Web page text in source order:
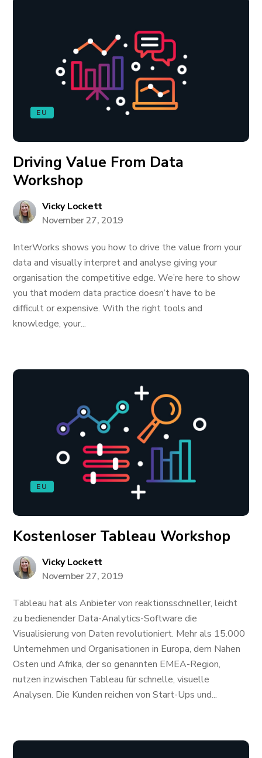
EU
Driving Value From Data
Workshop
Vicky Lockett
November 27, 2019
InterWorks shows you how to drive the value from your
data and visually interpret and analyse giving your
organisation the competitive edge. We’re here to show
you that modern data practice doesn’t have to be
difficult or expensive. With the right tools and
knowledge, your...
EU
Kostenloser Tableau Workshop
Vicky Lockett
November 27, 2019
Tableau hat als Anbieter von reaktionsschneller, leicht
zu bedienender Data-Analytics-Software die
Visualisierung von Daten revolutioniert. Mehr als 15.000
Unternehmen und Organisationen in Europa, dem Nahen
Osten und Afrika, der so genannten EMEA-Region,
nutzen inzwischen Tableau für schnelle, visuelle
Analysen. Die Kunden reichen von Start-Ups und...